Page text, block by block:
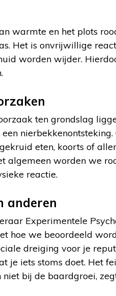
warmte en het plots
Het is onvrijwillige
worden wijder.
ten grondslag
eten, koorts of
algemeen worden we
reactie.
anderen
Experimentele
hoe we beoordeeld
dreiging voor je
je iets stoms doet. Het
bij de baardgroei,